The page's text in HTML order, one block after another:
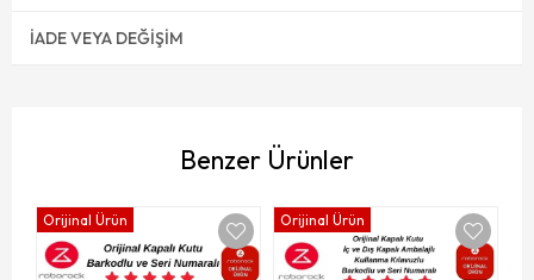
İADE VEYA DEĞIŞIM
Benzer Ürünler
Orijinal Ürün Orijinal Ürün